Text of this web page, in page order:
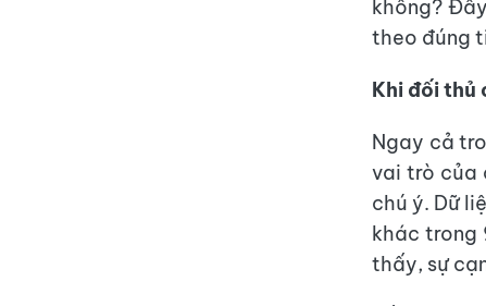
không?
theo đúng
Khi đối thủ
Ngay cả
vai trò của
chú ý. Dữ
khác trong
thấy, sự